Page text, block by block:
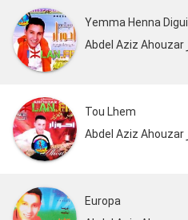
Yemma Henna Digui
Tou Lhem
Europa